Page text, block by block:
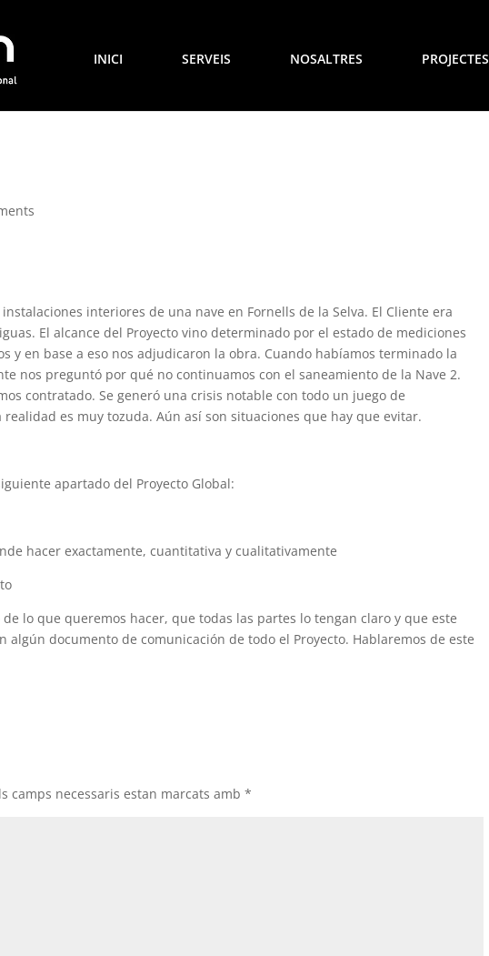
INICI SERVEIS NOSALTRES PROJECTES
interiores de una nave en Fornells de la Selva. El Cliente era
El alcance del Proyecto vino determinado por el estado de mediciones
y en base a eso nos adjudicaron la obra. Cuando habíamos terminado la
nos preguntó por qué no continuamos con el saneamiento de la Nave 2.
contratado. Se generó una crisis notable con todo un juego de
es muy tozuda. Aún así son situaciones que hay que evitar.
apartado del Proyecto Global:
hacer exactamente, cuantitativa y cualitativamente
lo que queremos hacer, que todas las partes lo tengan claro y que este
algún documento de comunicación de todo el Proyecto. Hablaremos de este
camps necessaris estan marcats amb*